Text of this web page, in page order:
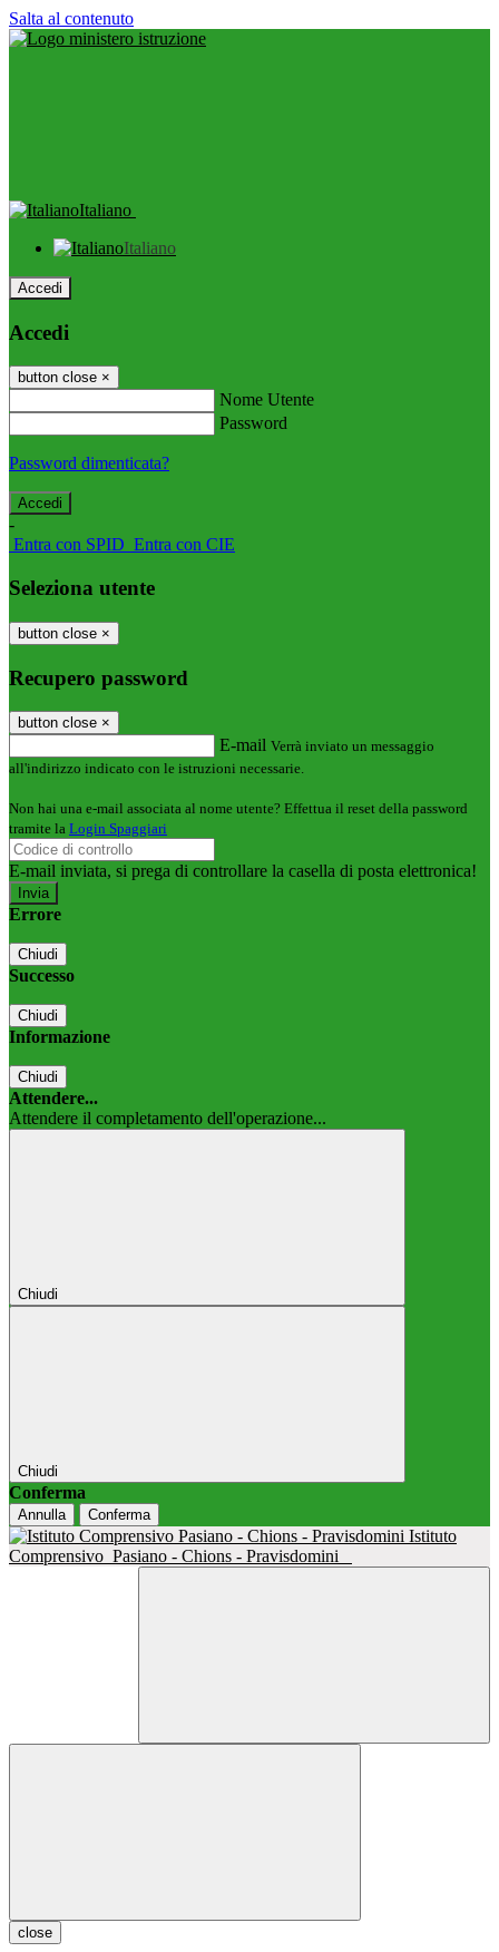
Salta al contenuto
Italiano
Italiano
Accedi
Accedi
button close ×
Nome Utente
Password
Password dimenticata?
-
Entra con SPID Entra con CIE
Seleziona utente
button close ×
Recupero password
button close ×
E-mail Verrà inviato un messaggio
all'indirizzo indicato con le istruzioni necessarie.
Non hai una e-mail associata al nome utente? Effettua il reset della password
tramite la Login Spaggiari
E-mail inviata, si prega di controllare la casella di posta elettronica!
Errore
Chiudi
Successo
Chiudi
Informazione
Chiudi
Attendere...
Attendere il completamento dell'operazione...
Chiudi
Chiudi
Conferma
Annulla Conferma
Istituto
Comprensivo Pasiano - Chions - Pravisdomini
close